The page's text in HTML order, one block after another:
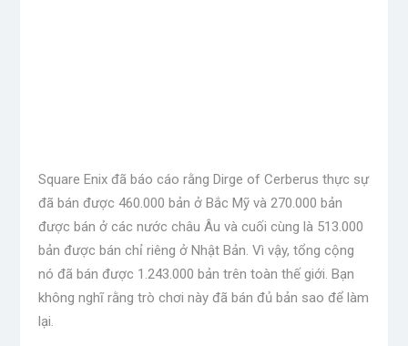
Square Enix đã báo cáo rằng Dirge of Cerberus thực sự
đã bán được 460.000 bản ở Bắc Mỹ và 270.000 bản
được bán ở các nước châu Âu và cuối cùng là 513.000
bản được bán chỉ riêng ở Nhật Bản. Vì vậy, tổng cộng
nó đã bán được 1.243.000 bản trên toàn thế giới. Bạn
không nghĩ rằng trò chơi này đã bán đủ bản sao để làm
lại.